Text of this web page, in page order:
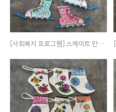
[사회복지 프로그램] 스케이트 만들기